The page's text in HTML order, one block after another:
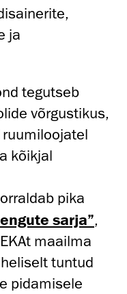
ja
tegutseb
võrgustikus,
kõikjal
pika
sarja”,
maailma
tuntud
pidamisele